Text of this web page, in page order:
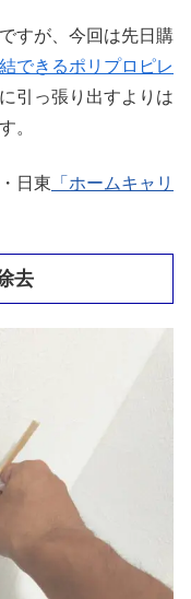
すが、今回は先日購
できるポリプロピレ
引っ張り出すよりは
。
日東 「ホームキャリ
去